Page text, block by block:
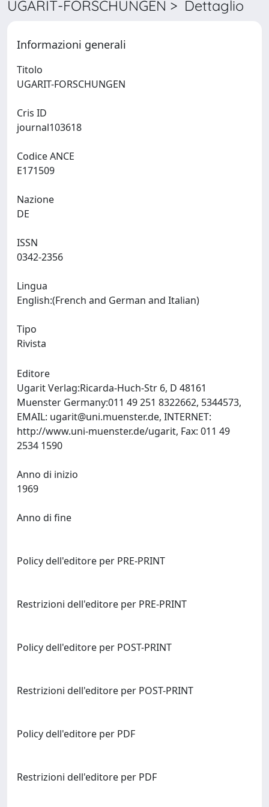
UGARIT-FORSCHUNGEN > Dettaglio
Informazioni generali
Titolo
Cris ID
Codice ANCE
Nazione
ISSN
Lingua
Tipo
Rivista
Editore
Ugarit Verlag:Ricarda-Huch-Str 6, D 48161
Muenster Germany:011 49 251 8322662, 5344573,
EMAIL: ugarit@uni.muenster.de, INTERNET:
http://www.uni-muenster.de/ugarit, Fax: 011 49
Anno di inizio
Anno di fine
Policy dell'editore per PRE-PRINT
Restrizioni dell'editore per PRE-PRINT
Policy dell'editore per POST-PRINT
Restrizioni dell'editore per POST-PRINT
Policy dell'editore per PDF
Restrizioni dell'editore per PDF